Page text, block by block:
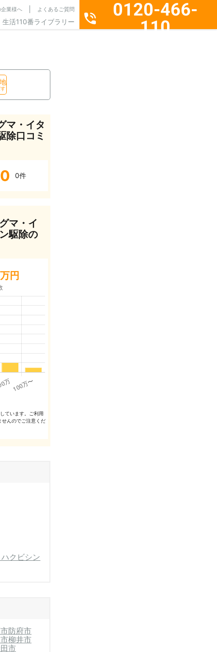
業様へ よくあるご質問
生活110番ライブラリー
0120-466-
110
マ・イタ
除口コミ
0 0件
マ・イ
駆除の
万円
ています。ご利⽤
せんのでご注意くだ
クビシン
防府市
柳井市
市